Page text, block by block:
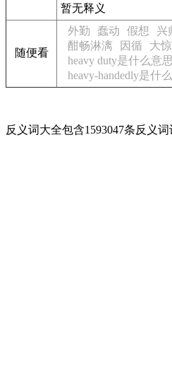
暂无释义
随便看
外勤 蠢动 假想 兴
酣畅淋漓
因循 大
heavy duty是什么意思
heavy-handedly是什
反义词大全包含1593047条反义